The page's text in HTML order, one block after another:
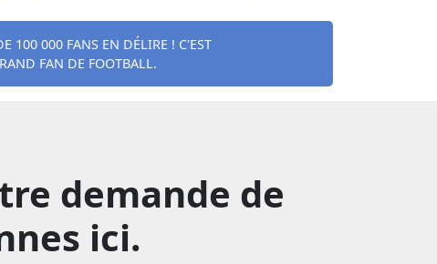
100 000 FANS EN DÉLIRE ! C'EST
FAN DE FOOTBALL.
demande de
ici.